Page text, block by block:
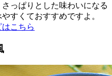
っぱりとした味わいになる
すくておすすめですよ。
こちら